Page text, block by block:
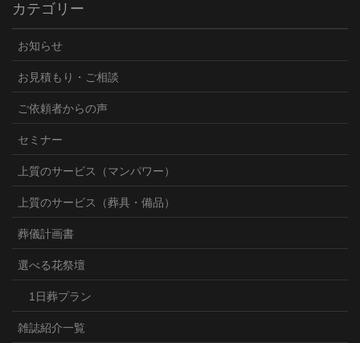
カテゴリー
お知らせ
お見積もり・ご相談
ご依頼者からの声
セミナー
上質のサービス（マンパワー）
上質のサービス（葬具・備品）
葬儀計画書
選べる花祭壇
1日葬プラン
雑誌紹介一覧